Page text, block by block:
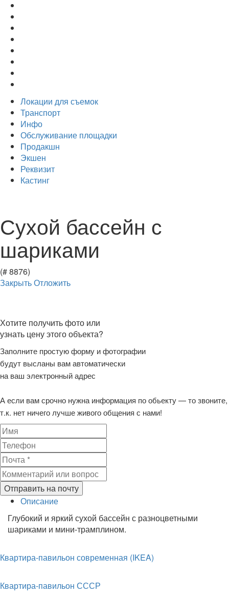
Локации для съемок
Транспорт
Инфо
Обслуживание площадки
Продакшн
Экшен
Реквизит
Кастинг
Сухой бассейн с
шариками
(# 8876)
ЗакрытьОтложить
Хотите получить фото или
узнать цену этого объекта?
Заполните простую форму и фотографии
будут высланы вам автоматически
на ваш электронный адрес
А если вам срочно нужна информация по обьекту — то звоните,
т.к. нет ничего лучше живого общения с нами!
Отправить на почту
Описание
Глубокий и яркий сухой бассейн с разноцветными
шариками и мини-трамплином.
Квартира-павильон современная (IKEA)
Квартира-павильон СССР